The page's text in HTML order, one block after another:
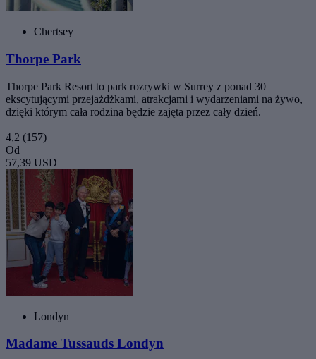
Chertsey
Thorpe Park
Thorpe Park Resort to park rozrywki w Surrey z ponad 30
ekscytującymi przejażdżkami, atrakcjami i wydarzeniami na żywo,
dzięki którym cała rodzina będzie zajęta przez cały dzień.
4,2 (157)
Od
57,39 USD
Londyn
Madame Tussauds Londyn